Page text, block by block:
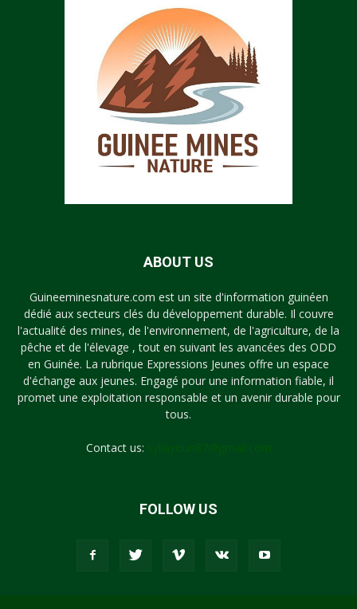
ABOUT US
Guineeminesnature.com est un site d'information guinéen
dédié aux secteurs clés du développement durable. Il couvre
l'actualité des mines, de l'environnement, de l'agriculture, de la
pêche et de l'élevage , tout en suivant les avancées des ODD
en Guinée. La rubrique Expressions Jeunes offre un espace
d'échange aux jeunes. Engagé pour une information fiable, il
promet une exploitation responsable et un avenir durable pour
tous.
Contact us:
FOLLOW US